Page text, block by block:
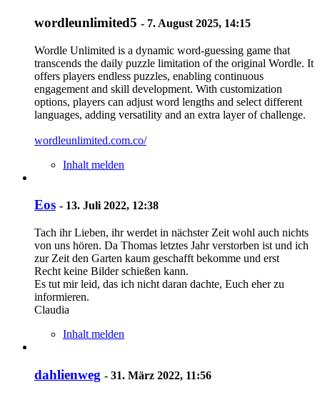
wordleunlimited5 - 7. August 2025, 14:15
Wordle Unlimited is a dynamic word-guessing game that
transcends the daily puzzle limitation of the original Wordle. It
offers players endless puzzles, enabling continuous
engagement and skill development. With customization
options, players can adjust word lengths and select different
languages, adding versatility and an extra layer of challenge.
wordleunlimited.com.co/
Inhalt melden
Eos - 13. Juli 2022, 12:38
Tach ihr Lieben, ihr werdet in nächster Zeit wohl auch nichts
von uns hören. Da Thomas letztes Jahr verstorben ist und ich
zur Zeit den Garten kaum geschafft bekomme und erst
Recht keine Bilder schießen kann.
Es tut mir leid, das ich nicht daran dachte, Euch eher zu
informieren.
Claudia
Inhalt melden
dahlienweg - 31. März 2022, 11:56